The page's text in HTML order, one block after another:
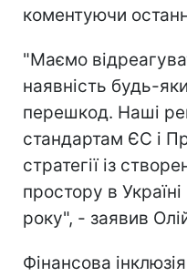
коментуючи
"Маємо
наявність будь-
перешкод. Наші
стандартам ЄС і
стратегії із
простору в
року", - заявив
Фінансова